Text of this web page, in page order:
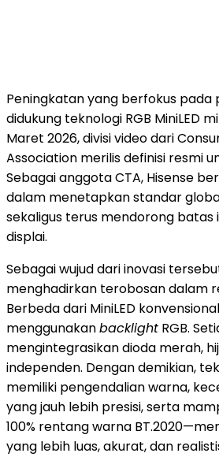
Peningkatan yang berfokus pada
didukung teknologi RGB MiniLED
Maret 2026, divisi video dari
Association merilis definisi resmi
Sebagai anggota CTA, Hisense
dalam menetapkan standar global
sekaligus terus mendorong batas
displai.
Sebagai wujud dari inovasi
menghadirkan terobosan dalam
Berbeda dari MiniLED
menggunakanbacklight RGB.
mengintegrasikan dioda merah,
independen. Dengan demikian,
memiliki pengendalian warna,
yang jauh lebih presisi, serta
100% rentang warna
yang lebih luas, akurat, dan